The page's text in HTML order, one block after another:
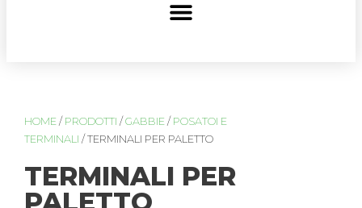
HOME / PRODOTTI /GABBIE / POSATOI E
TERMINALI / TERMINALI PER PALETTO
TERMINALI PER